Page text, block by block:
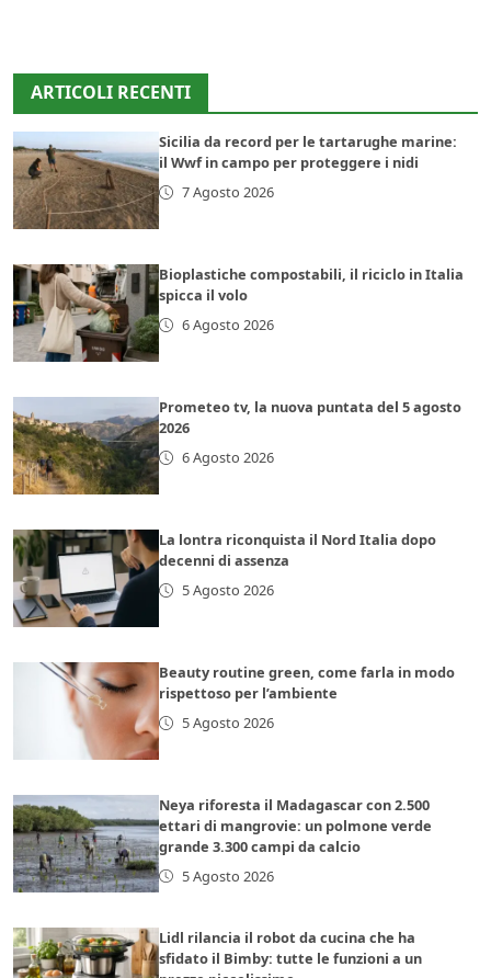
ARTICOLI RECENTI
Sicilia da record per le tartarughe marine:
il Wwf in campo per proteggere i nidi
7 Agosto 2026
Bioplastiche compostabili, il riciclo in Italia
spicca il volo
6 Agosto 2026
Prometeo tv, la nuova puntata del 5 agosto
2026
6 Agosto 2026
La lontra riconquista il Nord Italia dopo
decenni di assenza
5 Agosto 2026
Beauty routine green, come farla in modo
rispettoso per l’ambiente
5 Agosto 2026
Neya riforesta il Madagascar con 2.500
ettari di mangrovie: un polmone verde
grande 3.300 campi da calcio
5 Agosto 2026
Lidl rilancia il robot da cucina che ha
sfidato il Bimby: tutte le funzioni a un